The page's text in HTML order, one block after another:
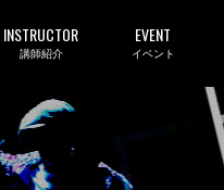
INSTRUCTOR
講師紹介
EVENT
イベント